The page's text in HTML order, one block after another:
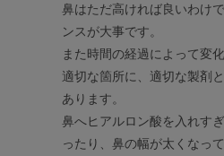
鼻はただ高ければ良いわけ
ンスが大事です。
また時間の経過によって変
適切な箇所に、適切な製剤
あります。
鼻へヒアルロン酸を入れす
ったり、鼻の幅が太くなっ